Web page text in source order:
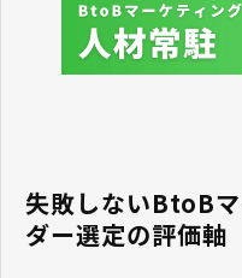
失敗しないBtoB
ダー選定の評価軸